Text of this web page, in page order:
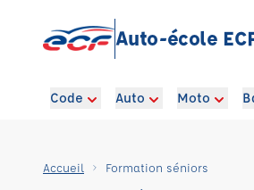
Auto-école
Code Auto Moto
Accueil Formation séniors